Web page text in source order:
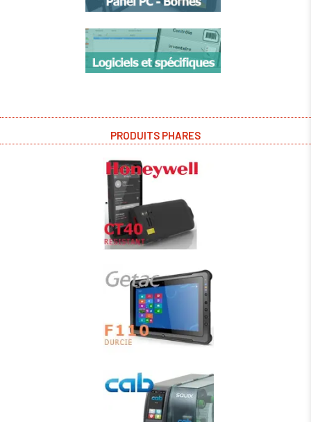
PRODUITS PHARES